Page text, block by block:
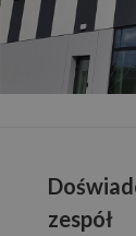
zespół